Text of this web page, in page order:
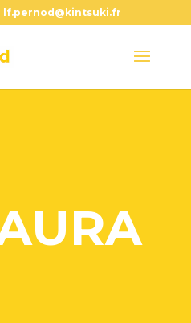
lf.pernod@kintsuki.fr